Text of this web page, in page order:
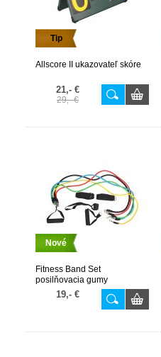
Tip
Allscore II ukazovateľ skóre
21,- €
29,- €
Nové
Fitness Band Set
posilňovacia gumy
19,- €